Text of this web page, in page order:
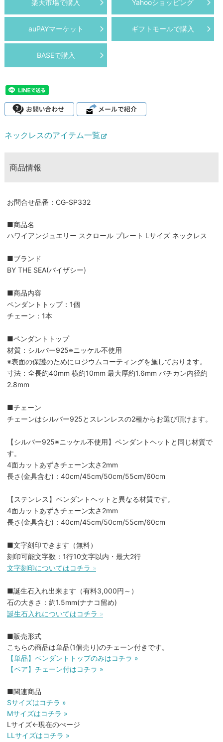
楽天市場で購入 Yahooショッピング
auPAYマーケット ギフトモールで購入
BASEで購入
ネックレスのアイテム一覧
商品情報
お問合せ品番：CG-SP332
■商品名
ハワイアンジュエリー スクロール プレート Lサイズ ネックレス
■ブランド
BY THE SEA(バイザシー)
■商品内容
ペンダントトップ：1個
チェーン：1本
■ペンダントトップ
材質：シルバー925※ニッケル不使用
※表面の保護のためにロジウムコーティングを施しております。
寸法：全長約40mm 横約10mm 最大厚約1.6mm バチカン内径約
2.8mm
■チェーン
チェーンはシルバー925とスレンレスの2種からお選び頂けます。
【シルバー925※ニッケル不使用】ペンダントヘットと同じ材質で
す。
4面カットあずきチェーン太さ2mm
長さ(金具含む)：40cm/45cm/50cm/55cm/60cm
【ステンレス】ペンダントヘットと異なる材質です。
4面カットあずきチェーン太さ2mm
長さ(金具含む)：40cm/45cm/50cm/55cm/60cm
■文字刻印できます（無料）
刻印可能文字数：1行10文字以内・最大2行
文字刻印についてはコチラ »
■誕生石入れ出来ます（有料3,000円～）
石の大きさ：約1.5mm(ナナコ留め)
誕生石入れについてはコチラ »
■販売形式
こちらの商品は単品(1個売り)のチェーン付きです。
【単品】ペンダントトップのみはコチラ »
【ペア】チェーン付はコチラ »
■関連商品
Sサイズはコチラ »
Mサイズはコチラ »
Lサイズ←現在のぺージ
LLサイズはコチラ »